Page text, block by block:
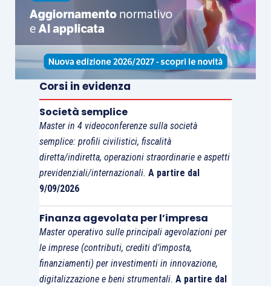
Corsi in evidenza
Società semplice
Master in 4 videoconferenze sulla società
semplice: profili civilistici, fiscalità
diretta/indiretta, operazioni straordinarie e aspetti
previdenziali/internazionali. A partire dal
9/09/2026
Finanza agevolata per l’impresa
Master operativo sulle principali agevolazioni per
le imprese (contributi, crediti d’imposta,
finanziamenti) per investimenti in innovazione,
digitalizzazione e beni strumentali. A partire dal